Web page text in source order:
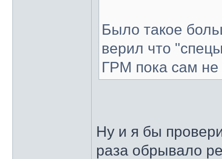
Было такое
верил что
ГРМ пока сам не
Ну и я бы
раза обрывало